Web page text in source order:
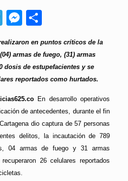
Telegram
Messenger
en puntos críticos de la
armas de fuego, (31) armas
dosis de estupefacientes y se
reportados como hurtados.
En desarrollo operativos
de antecedentes, durante el fin
dio captura de 57 personas
delitos, la incautación de 789
04 armas de fuego y 31 armas
26 celulares reportados